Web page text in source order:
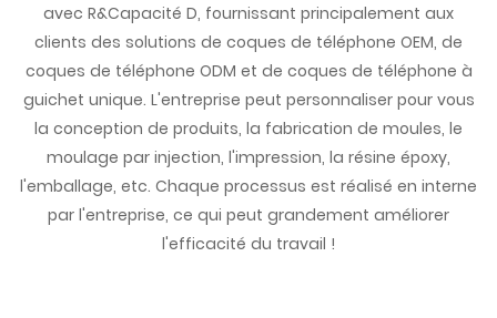
avec R&Capacité D, fournissant principalement aux
clients des solutions de coques de téléphone OEM, de
coques de téléphone ODM et de coques de téléphone à
guichet unique. L'entreprise peut personnaliser pour vous
la conception de produits, la fabrication de moules, le
moulage par injection, l'impression, la résine époxy,
l'emballage, etc. Chaque processus est réalisé en interne
par l'entreprise, ce qui peut grandement améliorer
l'efficacité du travail !